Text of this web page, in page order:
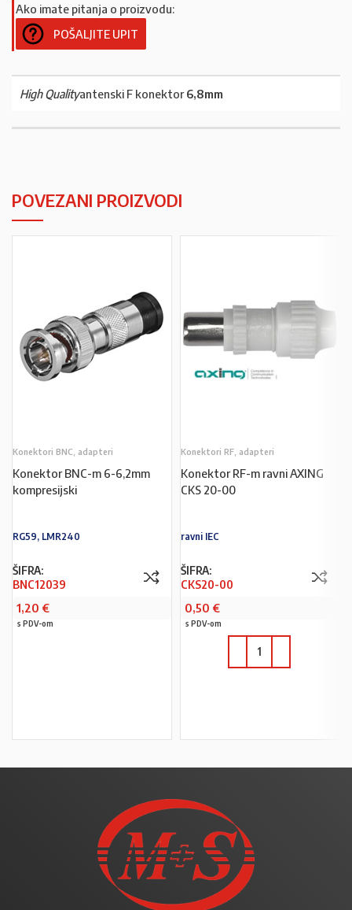
Ako imate pitanja o proizvodu:
POŠALJITE UPIT
High Qualityantenski F konektor6,8mm
POVEZANI PROIZVODI
Konektori BNC, adapteri
Konektor BNC-m 6-6,2mm
kompresijski
RG59, LMR240
ŠIFRA:
BNC12039
1,20 €
s PDV-om
Konektori RF, adapteri
Konektor RF-m ravni AXING
CKS 20-00
ravni IEC
ŠIFRA:
CKS20-00
0,50 €
s PDV-om